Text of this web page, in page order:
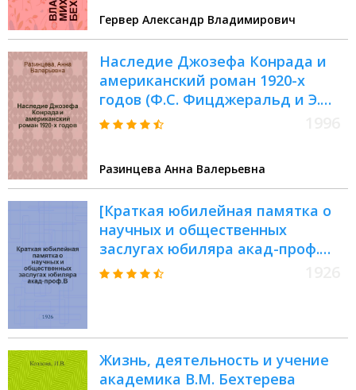
Гервер Александр Владимирович
Наследие Джозефа Конрада и
американский роман 1920-х
годов (Ф.С. Фицджеральд и Э.
Хемингуэй) : Автореф. дис. на
Разинцева Анна Валерьевна
[Краткая юбилейная памятка о
научных и общественных
заслугах юбиляра акад-проф.
В.М.Бехтерева]
Жизнь, деятельность и учение
академика В.М. Бехтерева